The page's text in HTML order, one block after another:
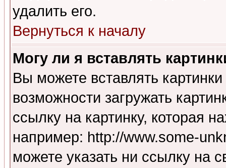
удалить его.
Вернуться к началу
Могу ли я вставлять
Вы можете вставлять
возможности загружать
ссылку на картинку, которая
например: http://www.some-
можете указать ни ссылку на